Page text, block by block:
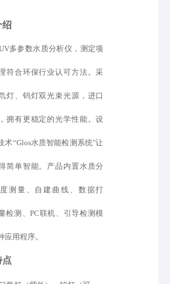
绍
多参数水质分析仪，测定项
符合环保行业认可方法。采
灯、钨灯双光束光源 ， 进口
拥有更稳定的光学性能。设
术“Glos水质智能检测系统"让
简单智能。产品内置水质分
测量、自建曲线、数据打
检测、PC联机、 引导检测模
应用程序。
点